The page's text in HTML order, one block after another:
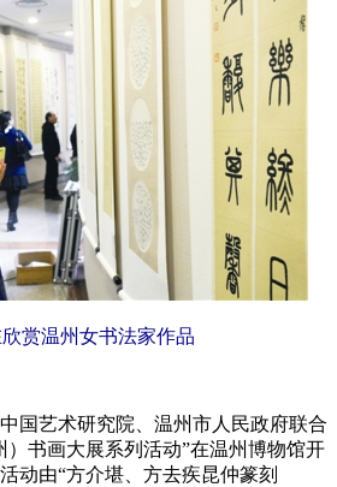
赏温州女书法家作品
艺术研究院、温州市人民政府联合
）书画大展系列活动”在温州博物馆开
动由“方介堪、方去疾昆仲篆刻